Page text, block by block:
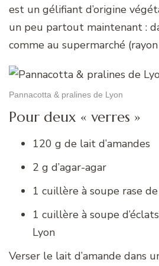
est un gélifiant d’origine
un peu partout maintenant :
comme au supermarché
Pannacotta & pralines de Lyon
Pour deux « verres »
120 g de lait d’amandes
2 g d’agar-agar
1 cuillère à soupe rase
1 cuillère à soupe
Lyon
Verser le lait d’amande dans